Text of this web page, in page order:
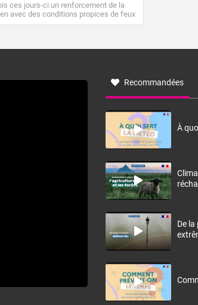
ces jours-ci un renforcement de la
avec des conditions propices de feux
ce que la tramontane ? Quelles sont
un secteur qui part du Roussillon à la
aux régions montagneuses d’où
Recommandées
À
De